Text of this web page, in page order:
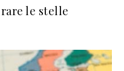
le stelle